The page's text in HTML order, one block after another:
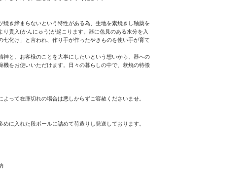
き締まらないという特性がある為、生地を素焼きし釉薬を
貫入(かんにゅう)が起こります。器に色見のある水分を入
化け」と言われ、作り手が作ったやきものを使い手が育て
と、お客様のことを大事にしたいという想いから、器への
をお使いいただけます。日々の暮らしの中で、萩焼の特徴
って在庫切れの場合は悪しからずご容赦くださいませ。
に入れた段ボールに詰めて荷造りし発送しております。